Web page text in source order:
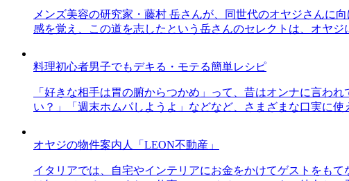
メンズ美容の研究家・藤村 岳さんが、同世代のオヤジさんに
感を覚え、この道を志したという岳さんのセレクトは、オヤジ
料理初心者男子でもデキる・モテる簡単レシピ
「好きな相手は胃の腑からつかめ」って、昔はオンナに言わ
い？」「週末ホムパしようよ」などなど、さまざまな口実に
オヤジの物件案内人「LEON不動産」
イタリアでは、自宅やインテリアにお金をかけてゲストをも